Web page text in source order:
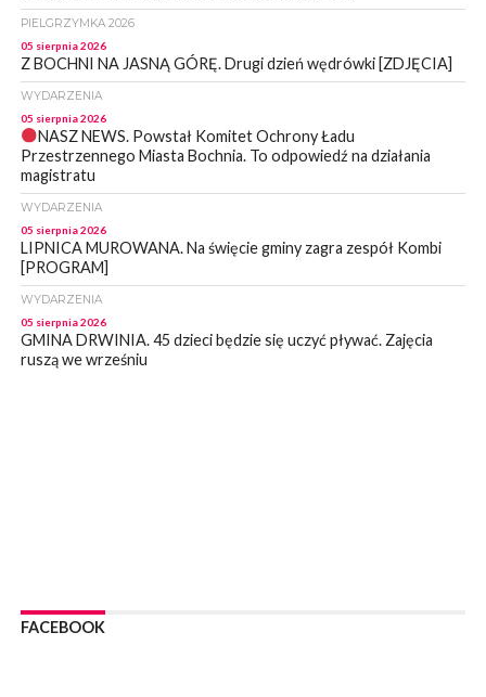
PIELGRZYMKA 2026
05 sierpnia 2026
Z BOCHNI NA JASNĄ GÓRĘ. Drugi dzień wędrówki [ZDJĘCIA]
WYDARZENIA
05 sierpnia 2026
NASZ NEWS. Powstał Komitet Ochrony Ładu
Przestrzennego Miasta Bochnia. To odpowiedź na działania
magistratu
WYDARZENIA
05 sierpnia 2026
LIPNICA MUROWANA. Na święcie gminy zagra zespół Kombi
[PROGRAM]
WYDARZENIA
05 sierpnia 2026
GMINA DRWINIA. 45 dzieci będzie się uczyć pływać. Zajęcia
ruszą we wrześniu
PIELGRZYMKA 2026
FACEBOOK